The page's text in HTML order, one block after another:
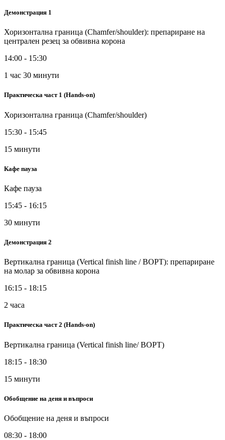
Демонстрация 1
Хоризонтална граница (Chamfer/shoulder): препариране на
централен резец за обвивна корона
14:00 - 15:30
1 час 30 минути
Практическа част 1 (Hands-on)
Хоризонтална граница (Chamfer/shoulder)
15:30 - 15:45
15 минути
Кафе пауза
Кафе пауза
15:45 - 16:15
30 минути
Демонстрация 2
Вертикална граница (Vertical finish line / BOPT): препариране
на молар за обвивна корона
16:15 - 18:15
2 часа
Практическа част 2 (Hands-on)
Вертикална граница (Vertical finish line/ BOPT)
18:15 - 18:30
15 минути
Обобщение на деня и въпроси
Обобщение на деня и въпроси
08:30 - 18:00